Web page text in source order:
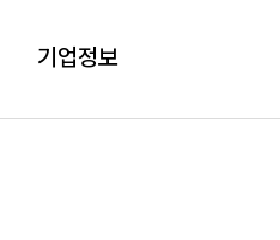
기업정보